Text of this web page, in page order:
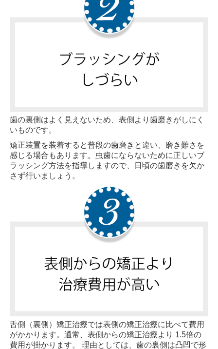
歯の裏側はよく見えないため、表側より歯磨きがしにく
いものです。
矯正装置を装着すると普段の歯磨きと違い、磨き難さを
感じる場合もあります。虫歯にならないために正しいブ
ラッシング方法を指導しますので、日頃の歯磨きを欠か
さず行いましょう。
舌側（裏側）矯正治療では表側の矯正治療に比べて費用
がかかります。通常、表側からの矯正治療より 1.5倍の
費用が掛かります。 理由としては、歯の裏側は凸凹で形